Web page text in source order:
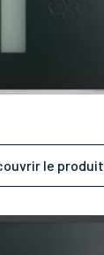
le produit